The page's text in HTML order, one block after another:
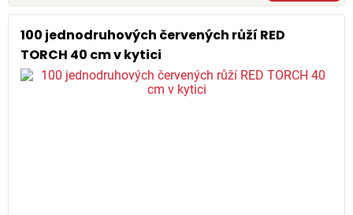
100 jednodruhových červených růží RED
TORCH 40 cm v kytici